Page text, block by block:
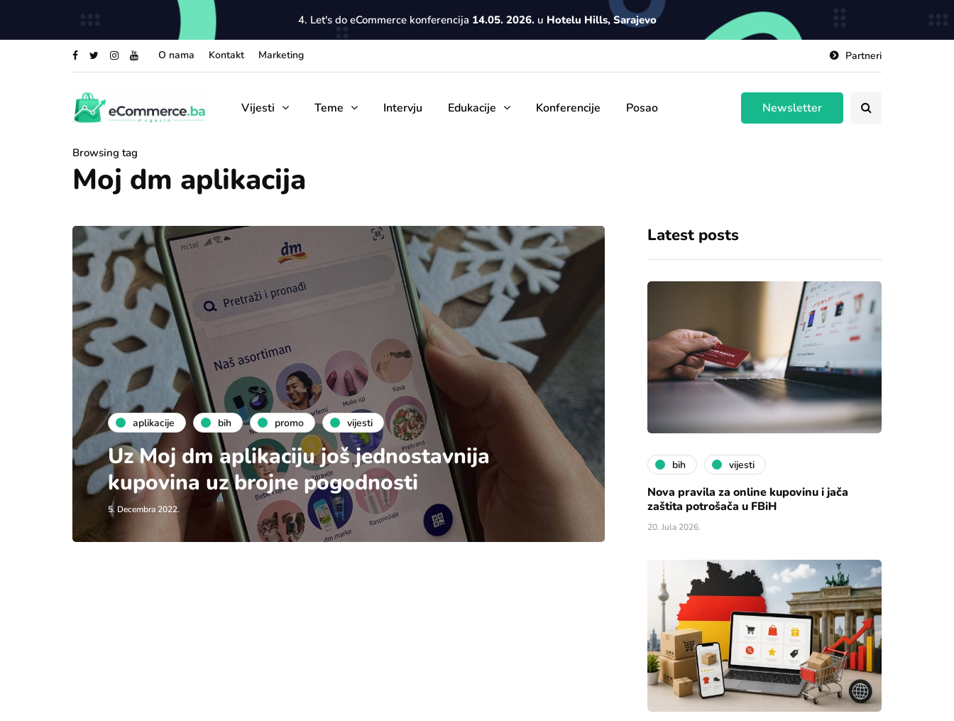
4. Let's do eCommerce konferencija 14.05. 2026.u Hotelu Hills, Sarajevo
O nama Kontakt Marketing Partneri
Vijesti Teme Intervju Edukacije Konferencije Posao Newsletter
Browsing tag
Moj dm aplikacija
aplikacije bih promo vijesti
Uz Moj dm aplikaciju još jednostavnija
kupovina uz brojne pogodnosti
5. Decembra 2022.
Latest posts
bih vijesti
Nova pravila za online kupovinu i jača
zaštita potrošača u FBiH
20. Jula 2026.